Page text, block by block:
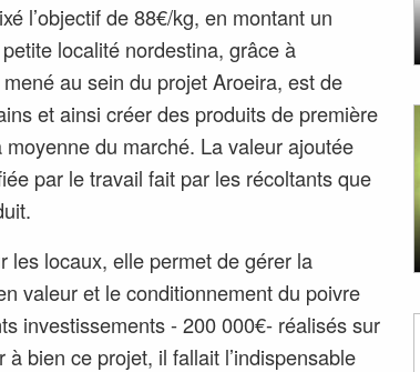
l’objectif de 88€/kg, en montant un
localité nordestina, grâce à
au sein du projet Aroeira, est de
et ainsi créer des produits de première
du marché. La valeur ajoutée
par le travail fait par les récoltants que
les locaux, elle permet de gérer la
valeur et le conditionnement du poivre
investissements - 200 000€- réalisés sur
à bien ce projet, il fallait l’indispensable